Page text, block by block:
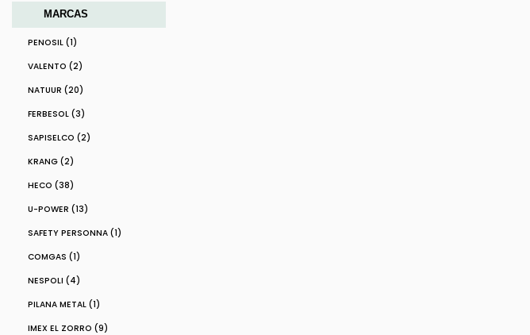
MARCAS
PENOSIL (1)
VALENTO (2)
NATUUR (20)
FERBESOL (3)
SAPISELCO (2)
KRANG (2)
HECO (38)
U-POWER (13)
SAFETY PERSONNA (1)
COMGAS (1)
NESPOLI (4)
PILANA METAL (1)
IMEX EL ZORRO (9)